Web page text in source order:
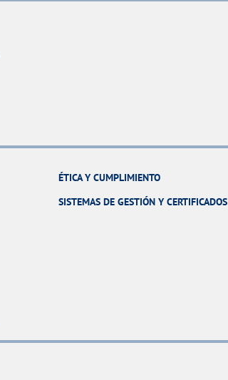
ÉTICA Y CUMPLIMIENTO
SISTEMAS DE GESTIÓN Y CERTIFICADOS